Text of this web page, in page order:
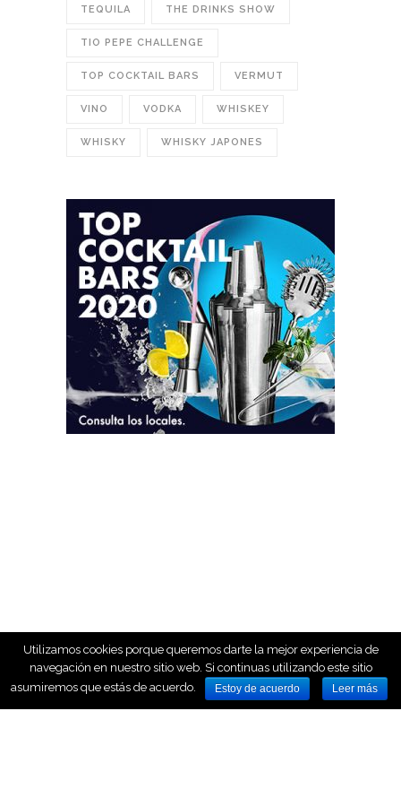
TEQUILA THE DRINKS SHOW
TIO PEPE CHALLENGE
TOP COCKTAIL BARS VERMUT
VINO VODKA WHISKEY
WHISKY WHISKY JAPONES
Utilizamos cookies porque queremos darte la mejor experiencia de
navegación en nuestro sitio web. Si continuas utilizando este sitio
asumiremos que estás de acuerdo.
Estoy de acuerdo Leer más